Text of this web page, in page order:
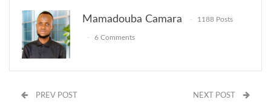
Mamadouba Camara 1188 Posts
6 Comments
PREV POST NEXT POST